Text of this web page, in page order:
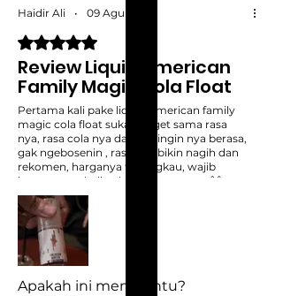
Haidir Ali • 09 Agu 2025
Dinilai 5 dari 5 bintang.
Review Liquid American
Family Magic Cola Float
Pertama kali pake liquid American family
magic cola float suka banget sama rasa
nya, rasa cola nya dapet, dingin nya berasa,
gak ngebosenin , rasa nya bikin nagih dan
rekomen, harganya terjangkau, wajib
banget untuk di coba teman teman 🙌
•Jalan jalan jakarta,
Jangan lupa beli tas,
Masih bingung cari liquid merk apa?,
Cuma liquid american family produknya
lengkap, banyak varian nya dan berkualitas
🙌👍
Apakah ini membantu?